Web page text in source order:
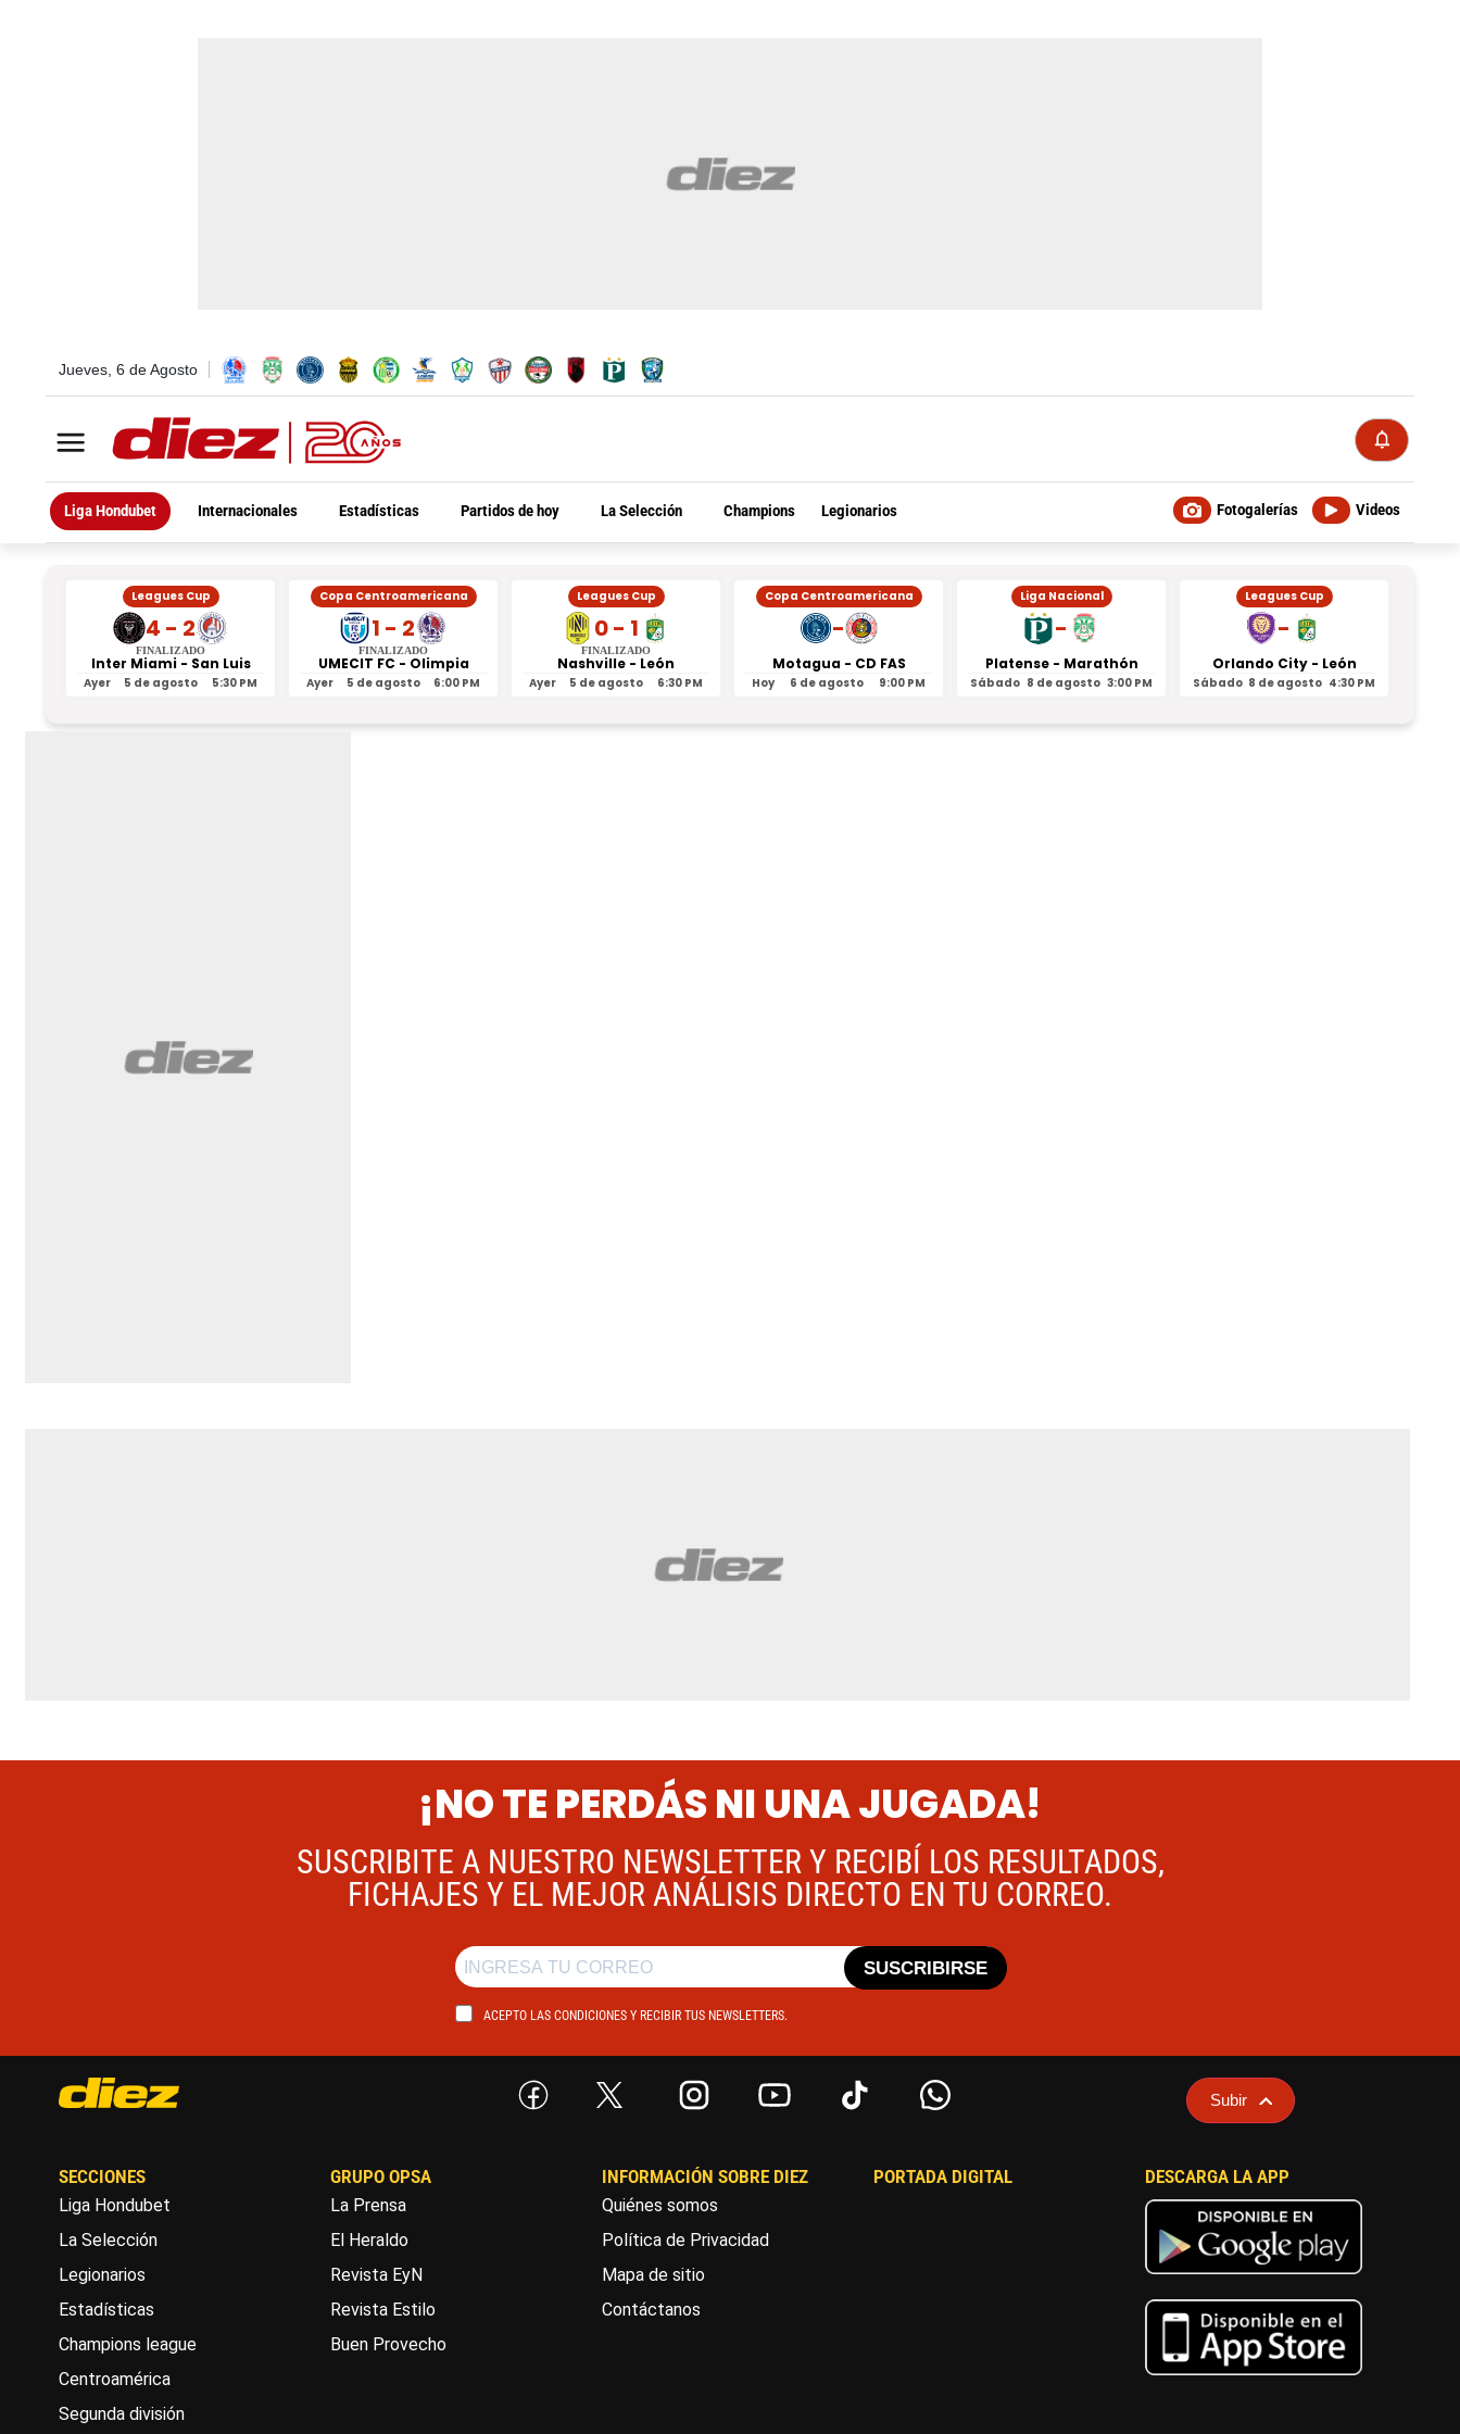
Jueves, 6 de Agosto
Liga Hondubet Internacionales Estadísticas Partidos de hoy La Selección Champions Legionarios Videos
Fotogalerías
Leagues Cup
4 - 2
FINALIZADO
Inter Miami - San Luis
Ayer 5 de agosto 5:30 PM
Copa Centroamericana
1 - 2
FINALIZADO
UMECIT FC - Olimpia
Ayer 5 de agosto 6:00 PM
Leagues Cup
0 - 1
FINALIZADO
Nashville - León
Ayer 5 de agosto 6:30 PM
Copa Centroamericana
-
Motagua - CD FAS
Hoy 6 de agosto 9:00 PM
Liga Nacional
-
Platense - Marathón
Sábado 8 de agosto 3:00 PM
Leagues Cup
-
Orlando City - León
Sábado 8 de agosto 4:30 PM
¡NO TE PERDÁS NI UNA JUGADA!
SUSCRIBITE A NUESTRO NEWSLETTER Y RECIBÍ LOS RESULTADOS,
FICHAJES Y EL MEJOR ANÁLISIS DIRECTO EN TU CORREO.
ACEPTO LAS CONDICIONES Y RECIBIR TUS NEWSLETTERS.
SUSCRIBIRSE
Subir
SECCIONES
Liga Hondubet
La Selección
Legionarios
Estadísticas
Champions league
Centroamérica
Segunda división
GRUPO OPSA
La Prensa
El Heraldo
Revista EyN
Revista Estilo
Buen Provecho
INFORMACIÓN SOBRE DIEZ
Quiénes somos
Política de Privacidad
Mapa de sitio
Contáctanos
PORTADA DIGITAL DESCARGA LA APP